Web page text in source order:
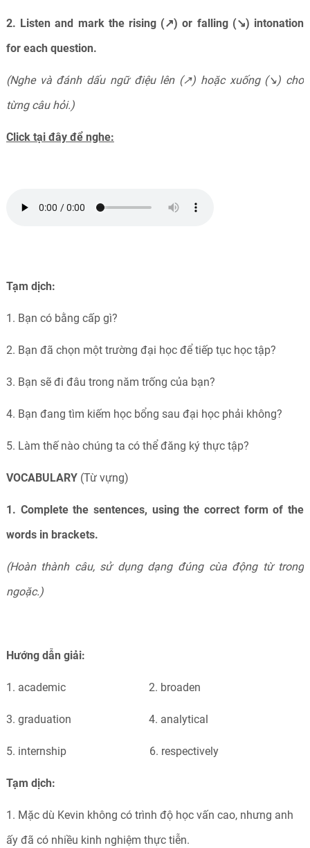
2. Listen and mark the rising (↗) or falling (↘) intonation
for each question.
(Nghe và đánh dấu ngữ điệu lên (↗) hoặc xuống (↘) cho
từng câu hỏi.)
Click tại đây để nghe:
Tạm dịch:
1. Bạn có bằng cấp gì?
2. Bạn đã chọn một trường đại học để tiếp tục học tập?
3. Bạn sẽ đi đâu trong năm trống của bạn?
4. Bạn đang tìm kiếm học bổng sau đại học phải không?
5. Làm thế nào chúng ta có thể đăng ký thực tập?
VOCABULARY (Từ vựng)
1. Complete the sentences, using the correct form of the
words in brackets.
(Hoàn thành câu, sử dụng dạng đúng cùa động từ trong
ngoặc.)
Hướng dẫn giải:
1. academic 2. broaden
3. graduation 4. analytical
5. internship 6. respectively
Tạm dịch:
1. Mặc dù Kevin không có trình độ học vấn cao, nhưng anh
ấy đã có nhiều kinh nghiệm thực tiễn.